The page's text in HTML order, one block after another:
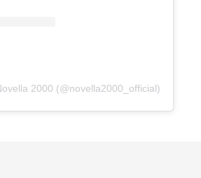
2000 (@novella2000_official)